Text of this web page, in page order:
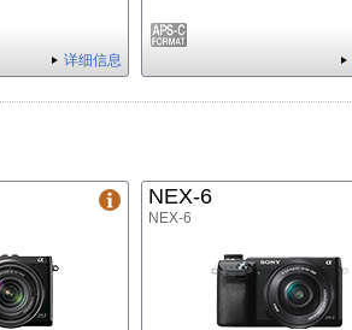
详细信息
NEX-6
NEX-6